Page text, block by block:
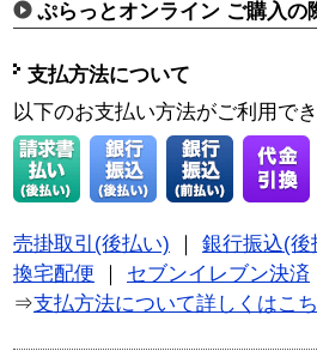
ぷらっとオンライン ご購入の
支払方法について
以下のお支払い方法がご利用で
売掛取引(後払い)
銀行振込(後
換宅配便
セブンイレブン決済
⇒支払方法について詳しくはこ